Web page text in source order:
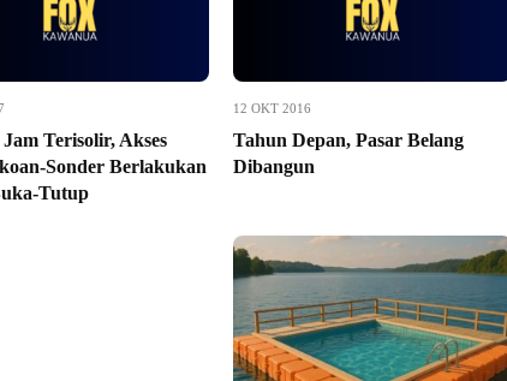
Terisolir, Akses
Sonder Berlakukan
Tutup
12 OKT 2016
Tahun Depan, Pasar Belang
Dibangun